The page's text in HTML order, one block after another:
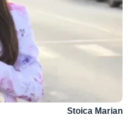
Stoica Marian